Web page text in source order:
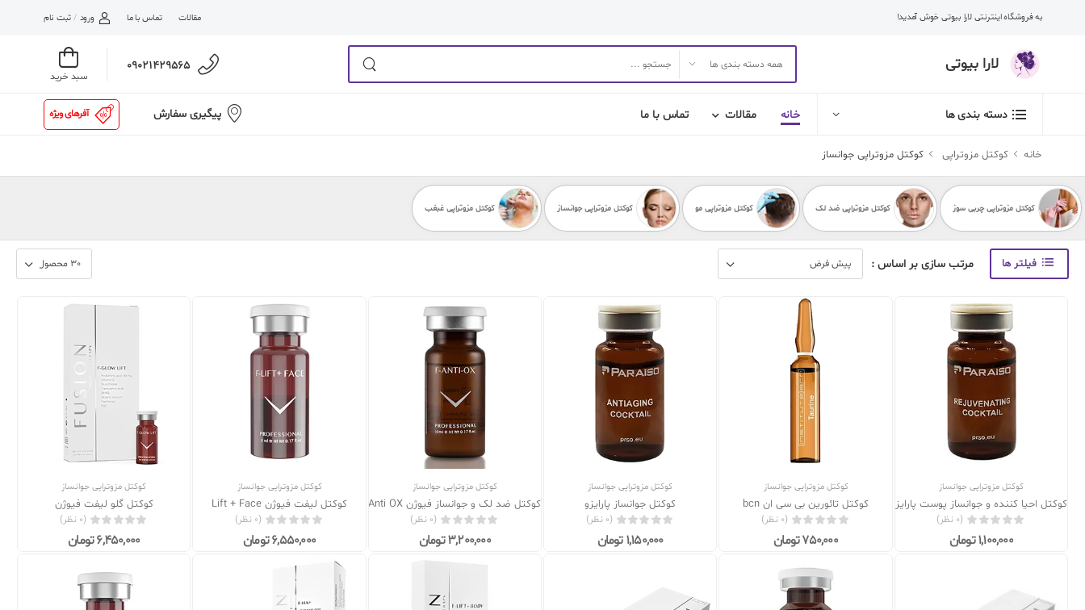
به فروشگاه اینترنتی لارا بیوتی خوش آمدید! مقالات تماس با ما ورود / ثبت نام
لارا بیوتی 09021429565
سبد خرید
دسته بندی ها خانه مقالات تماس با ما پیگیری سفارش آفرهای ویژه
خانه کوکتل مزوتراپی کوکتل مزوتراپی جوانساز
کوکتل مزوتراپی چربی سوز کوکتل مزوتراپی ضد لک کوکتل مزوتراپی مو کوکتل مزوتراپی جوانساز کوکتل مزوتراپی غبغب
فیلتر ها مرتب سازی بر اساس :
کوکتل مزوتراپی جوانساز
کوکتل احیا کننده و جوانساز پوست پارایزو
(0 نظر)
1,100,000 تومان
کوکتل مزوتراپی جوانساز
کوکتل تائورین بی سی ان bcn
(0 نظر)
750,000 تومان
کوکتل مزوتراپی جوانساز
کوکتل جوانساز پارایزو
(0 نظر)
1,150,000 تومان
کوکتل مزوتراپی جوانساز
کوکتل ضد لک و جوانساز فیوژن F- Anti OX
(0 نظر)
3,200,000 تومان
کوکتل مزوتراپی جوانساز
کوکتل لیفت فیوژن Lift + Face
(0 نظر)
6,550,000 تومان
کوکتل مزوتراپی جوانساز
کوکتل گلو لیفت فیوژن
(0 نظر)
6,450,000 تومان